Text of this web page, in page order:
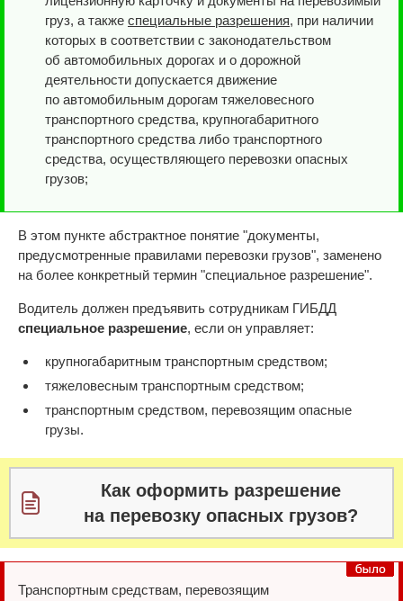
груз, а также специальные разрешения, при наличии
которых в соответствии с законодательством
об автомобильных дорогах и о дорожной
деятельности допускается движение
по автомобильным дорогам тяжеловесного
транспортного средства, крупногабаритного
транспортного средства либо транспортного
средства, осуществляющего перевозки опасных
грузов;
В этом пункте абстрактное понятие "документы,
предусмотренные правилами перевозки грузов", заменено
на более конкретный термин "специальное разрешение".
Водитель должен предъявить сотрудникам ГИБДД
специальное разрешение, если он управляет:
крупногабаритным транспортным средством;
тяжеловесным транспортным средством;
транспортным средством, перевозящим опасные
грузы.
Как оформить разрешение
на перевозку опасных грузов?
Транспортным средствам, перевозящим